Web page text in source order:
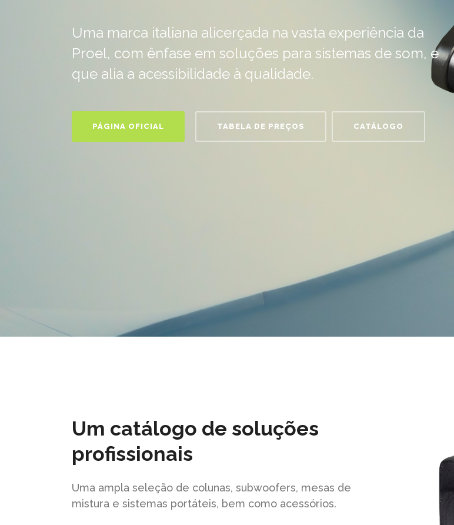
Uma marca italiana alicerçada na vasta experiência da
Proel, com ênfase em soluções para sistemas de som, e
que alia a acessibilidade à qualidade.
PÁGINA OFICIAL TABELA DE PREÇOS CATÁLOGO
Um catálogo de soluções
profissionais
Uma ampla seleção de colunas, subwoofers, mesas de
mistura e sistemas portáteis, bem como acessórios.